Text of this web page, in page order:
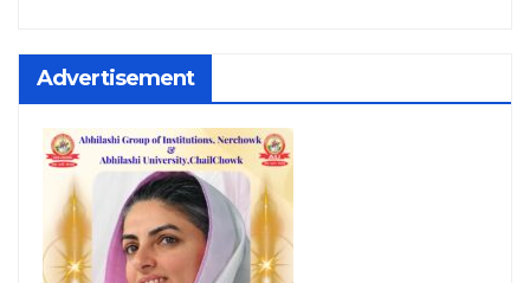
Advertisement